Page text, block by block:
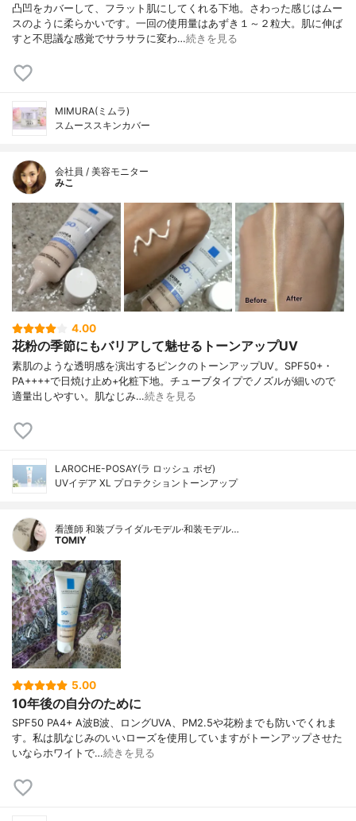
凸凹をカバーして、フラット肌にしてくれる下地。さわった感じはムー
スのように柔らかいです。一回の使用量はあずき１～２粒大。肌に伸ば
すと不思議な感覚でサラサラに変わ…続きを見る
MIMURA(ミムラ)
スムーススキンカバー
会社員 / 美容モニター
みこ
4.00
花粉の季節にもバリアして魅せるトーンアップUV
素肌のような透明感を演出するピンクのトーンアップUV。SPF50+・
PA++++で日焼け止め+化粧下地。チューブタイプでノズルが細いので
適量出しやすい。肌なじみ…続きを見る
LAROCHE-POSAY(ラ ロッシュ ポゼ)
UVイデア XL プロテクショントーンアップ
看護師 和装ブライダルモデル·和装モデル…
TOMIY
5.00
10年後の自分のために
SPF50 PA4+ A波B波、ロングUVA、PM2.5や花粉までも防いでくれま
す。私は肌なじみのいいローズを使用していますがトーンアップさせた
いならホワイトで…続きを見る